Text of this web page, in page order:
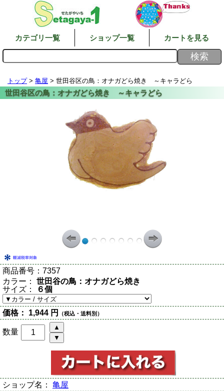
カテゴリ一覧 ショップ一覧 カートを見る
トップ> 亀屋 > 世田谷区の鳥：オナガどら焼き ～キャラどら
商品番号： 7357
カラー：
世田谷の鳥：オナガどら焼き
サイズ：
６個
価格： 1,944 円 （税込・送料別）
数量
ショップ名： 亀屋